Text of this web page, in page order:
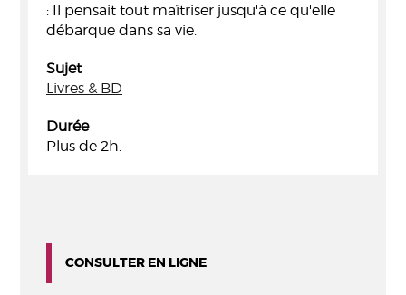
: Il pensait tout maîtriser jusqu'à ce qu'elle
débarque dans sa vie.
Sujet
Livres & BD
Durée
Plus de 2h.
CONSULTER EN LIGNE